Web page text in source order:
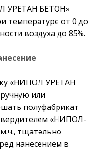
УРЕТАН БЕТОН»
температуре от 0 до
воздуха до 85%.
«НИПОЛ УРЕТАН
или
полуфабрикат
«НИПОЛ-
тщательно
нанесением в